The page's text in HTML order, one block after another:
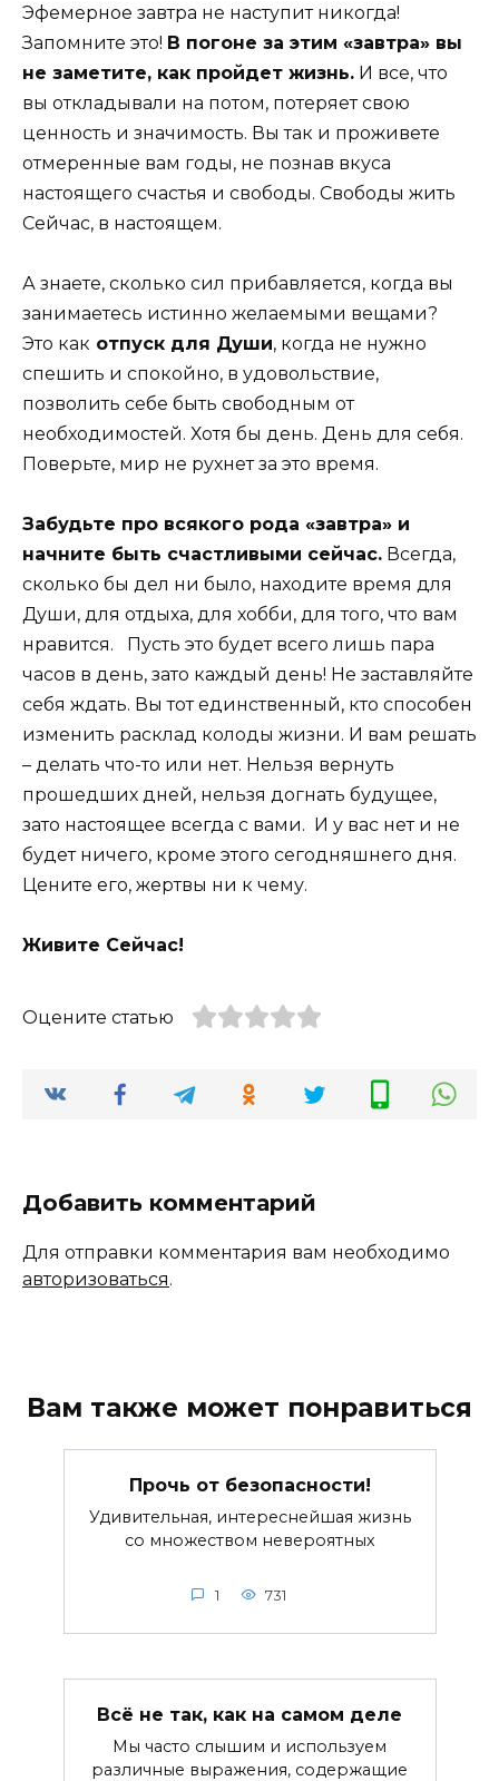
Эфемерное завтра не наступит никогда!
Запомните это! В погоне за этим «завтра» вы
не заметите, как пройдет жизнь. И все, что
вы откладывали на потом, потеряет свою
ценность и значимость. Вы так и проживете
отмеренные вам годы, не познав вкуса
настоящего счастья и свободы. Свободы жить
Сейчас, в настоящем.
А знаете, сколько сил прибавляется, когда вы
занимаетесь истинно желаемыми вещами?
Это как отпуск для Души, когда не нужно
спешить и спокойно, в удовольствие,
позволить себе быть свободным от
необходимостей. Хотя бы день. День для себя.
Поверьте, мир не рухнет за это время.
Забудьте про всякого рода «завтра» и
начните быть счастливыми сейчас. Всегда,
сколько бы дел ни было, находите время для
Души, для отдыха, для хобби, для того, что вам
нравится. Пусть это будет всего лишь пара
часов в день, зато каждый день! Не заставляйте
себя ждать. Вы тот единственный, кто способен
изменить расклад колоды жизни. И вам решать
– делать что-то или нет. Нельзя вернуть
прошедших дней, нельзя догнать будущее,
зато настоящее всегда с вами. И у вас нет и не
будет ничего, кроме этого сегодняшнего дня.
Цените его, жертвы ни к чему.
Живите Сейчас!
Оцените статью
Добавить комментарий
Для отправки комментария вам необходимо
авторизоваться.
Вам также может понравиться
Прочь от безопасности!
Удивительная, интереснейшая жизнь
со множеством невероятных
1 731
Всё не так, как на самом деле
Мы часто слышим и используем
различные выражения, содержащие